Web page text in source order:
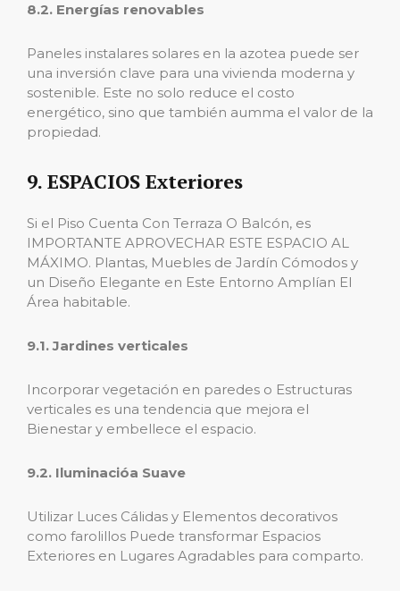
8.2. Energías renovables
Paneles instalares solares en la azotea puede ser
una inversión clave para una vivienda moderna y
sostenible. Este no solo reduce el costo
energético, sino que también aumma el valor de la
propiedad.
9. ESPACIOS Exteriores
Si el Piso Cuenta Con Terraza O Balcón, es
IMPORTANTE APROVECHAR ESTE ESPACIO AL
MÁXIMO. Plantas, Muebles de Jardín Cómodos y
un Diseño Elegante en Este Entorno Amplían El
Área habitable.
9.1. Jardines verticales
Incorporar vegetación en paredes o Estructuras
verticales es una tendencia que mejora el
Bienestar y embellece el espacio.
9.2. Iluminacióa Suave
Utilizar Luces Cálidas y Elementos decorativos
como farolillos Puede transformar Espacios
Exteriores en Lugares Agradables para comparto.